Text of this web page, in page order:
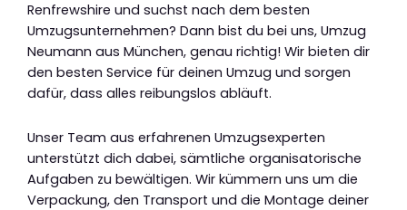
Renfrewshire und suchst nach dem besten
Umzugsunternehmen? Dann bist du bei uns, Umzug
Neumann aus München, genau richtig! Wir bieten dir
den besten Service für deinen Umzug und sorgen
dafür, dass alles reibungslos abläuft.
Unser Team aus erfahrenen Umzugsexperten
unterstützt dich dabei, sämtliche organisatorische
Aufgaben zu bewältigen. Wir kümmern uns um die
Verpackung, den Transport und die Montage deiner